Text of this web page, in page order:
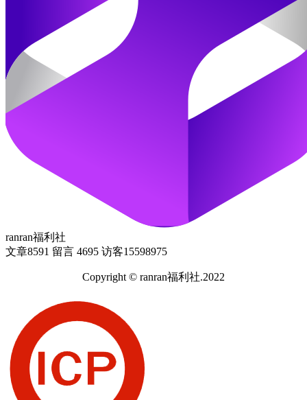
ranran福利社
文章8591 留言 4695 访客15598975
Copyright © ranran福利社.2022